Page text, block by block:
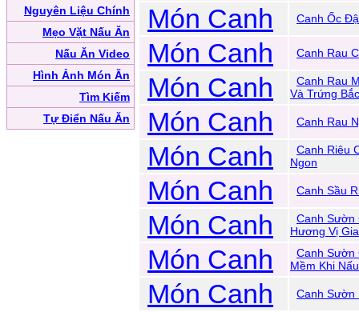
Nguyên Liệu Chính
Mẹo Vặt Nấu Ăn
Nấu Ăn Video
Hình Ảnh Món Ăn
Tìm Kiếm
Tự Điển Nấu Ăn
Món Canh Canh Ốc
Món Canh Canh Rau
Món Canh
Canh Rau
Và Trứng
Món Canh Canh Rau
Món Canh
Canh Riêu
Ngon
Món Canh Canh Sầu
Món Canh
Canh Sườn
Hương Vị
Món Canh
Canh Sườn
Mềm Khi
Món Canh Canh